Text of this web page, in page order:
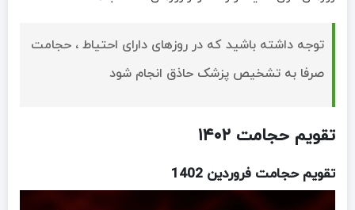
توجه داشته باشید که در روزهای دارای احتیاط ، حجامت
صرفا به تشخیص پزشک حاذق انجام شود
تقویم حجامت ۱۴۰۲
تقویم حجامت فروردین 1402